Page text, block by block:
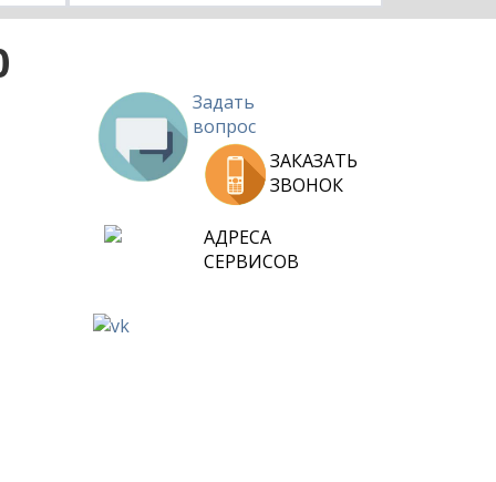
или
Задать
вопрос
ЗАКАЗАТЬ
ЗВОНОК
АДРЕСА
СЕРВИСОВ